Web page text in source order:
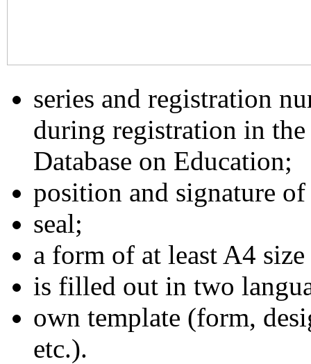
series and registration
during registration in
Database on Education;
position and signature
seal;
a form of at least A4
is filled out in two
own template (form,
etc.).